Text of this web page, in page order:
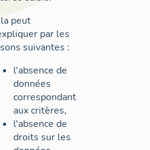
peut
par les
suivantes :
l'absence de
données
correspondant
aux critères,
l'absence de
droits sur les